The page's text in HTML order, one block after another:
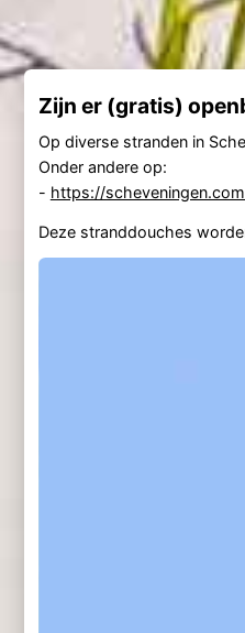
Zijn er (gratis)
Op diverse stranden in
Onder andere op:
- https://
Deze stranddouches